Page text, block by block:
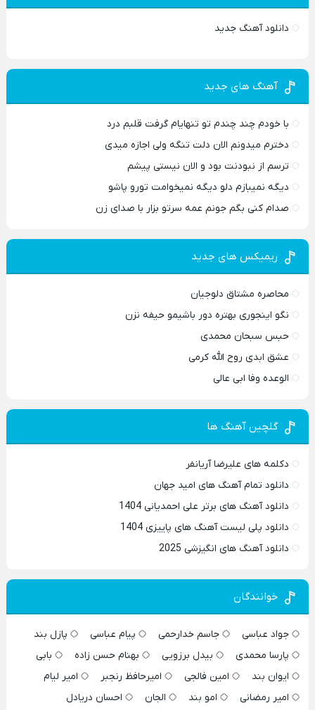
دانلود آهنگ جدید
آهنگ های جدید
با خودم چند چندم تو تنهایام گرفت قلبم درد
دخترم میدونم الان دلت تنگه ولی اجازه میدی
ترسم از نبودنت بود و الان نیستی پیشم
دیگه نمیبازم دلو دیگه نمیخوامت تورو پاشو
صدام کنی بگم جونم عمه سرتو بزار با صدای زن
ریمیکس های جدید
محاصره مشتاق دلوجیان
نگو اینجوری بهتره دور باشیمو حیفه نزن
حبس سبحان محمدی
عشق ابدی روح الله کرمی
الوعده وفا ابی عالی
گلچین آهنگ ها
دکلمه های علیرضا آریانفر
دانلود تمام آهنگ های امید جهان
دانلود آهنگ های برتر علی احمدیانی 1404
دانلود پلی لیست آهنگ های پاییزی 1404
دانلود آهنگ های انگیزشی 2025
خوانندگان
جواد عباسی جاسم خدارحمی پیام عباسی
پازل بند
پارسا محمدی
بیدل برزویی بهنام حسن زاده
بابی
ایوان بند
امین فالجی امیرحافظ رنجبر
امیر لیام
امیر رمضانی
امو بند الجان
احسان دریادل